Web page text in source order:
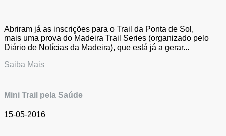
Abriram já as inscrições para o Trail da Ponta de Sol,
mais uma prova do Madeira Trail Series (organizado pelo
Diário de Notícias da Madeira), que está já a gerar...
Saiba Mais
Mini Trail pela Saúde
15-05-2016